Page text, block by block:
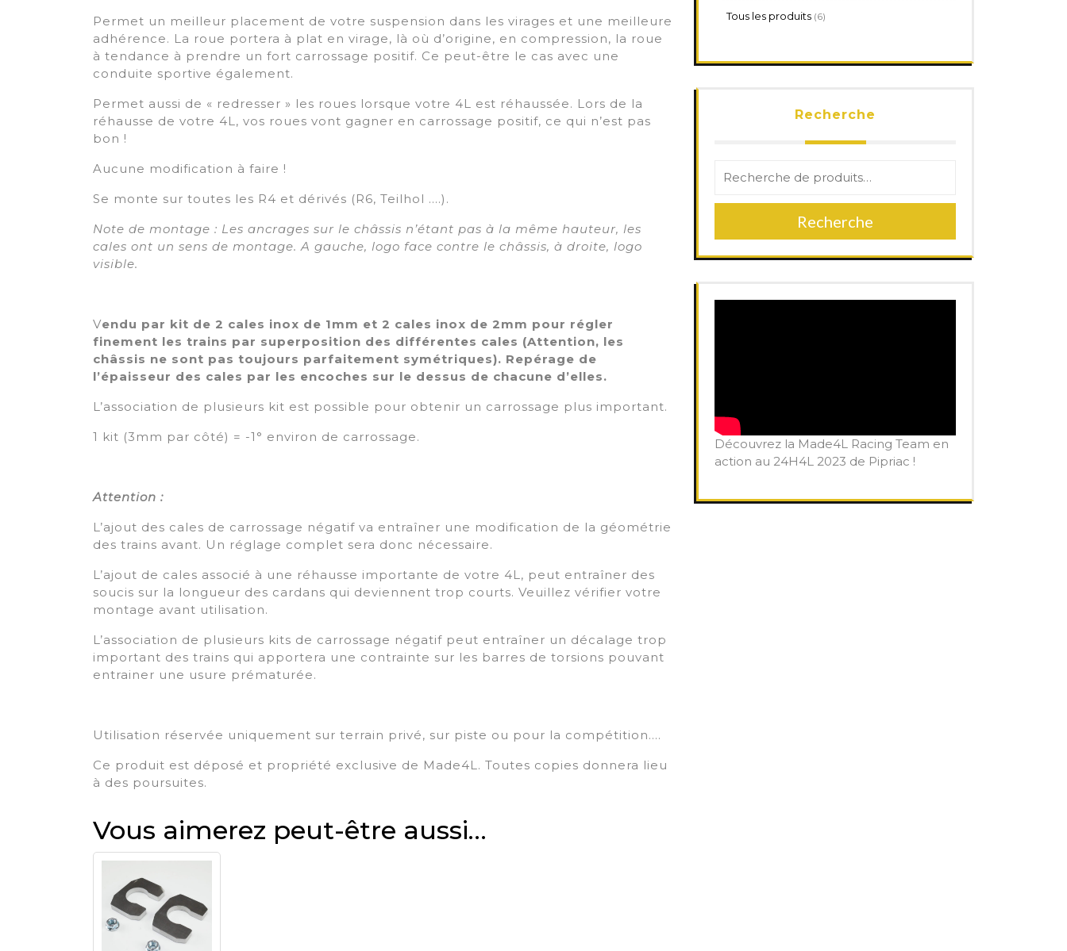
Permet un meilleur placement de votre suspension dans les virages et une meilleure
adhérence. La roue portera à plat en virage, là où d’origine, en compression, la roue
à tendance à prendre un fort carrossage positif. Ce peut-être le cas avec une
conduite sportive également.
Permet aussi de « redresser » les roues lorsque votre 4L est réhaussée. Lors de la
réhausse de votre 4L, vos roues vont gagner en carrossage positif, ce qui n’est pas
bon !
Aucune modification à faire !
Se monte sur toutes les R4 et dérivés (R6, Teilhol ….).
Note de montage : Les ancrages sur le châssis n’étant pas à la même hauteur, les
cales ont un sens de montage. A gauche, logo face contre le châssis, à droite, logo
visible.
Vendu par kit de 2 cales inox de 1mm et 2 cales inox de 2mm pour régler
finement les trains par superposition des différentes cales (Attention, les
châssis ne sont pas toujours parfaitement symétriques). Repérage de
l’épaisseur des cales par les encoches sur le dessus de chacune d’elles.
L’association de plusieurs kit est possible pour obtenir un carrossage plus important.
1 kit (3mm par côté) = -1° environ de carrossage.
Attention :
L’ajout des cales de carrossage négatif va entraîner une modification de la géométrie
des trains avant. Un réglage complet sera donc nécessaire.
L’ajout de cales associé à une réhausse importante de votre 4L, peut entraîner des
soucis sur la longueur des cardans qui deviennent trop courts. Veuillez vérifier votre
montage avant utilisation.
L’association de plusieurs kits de carrossage négatif peut entraîner un décalage trop
important des trains qui apportera une contrainte sur les barres de torsions pouvant
entrainer une usure prématurée.
Utilisation réservée uniquement sur terrain privé, sur piste ou pour la compétition….
Ce produit est déposé et propriété exclusive de Made4L. Toutes copies donnera lieu
à des poursuites.
Vous aimerez peut-être aussi…
Tous les produits 66
Recherche
Recherche
Découvrez la Made4L Racing Team en
action au 24H4L 2023 de Pipriac !